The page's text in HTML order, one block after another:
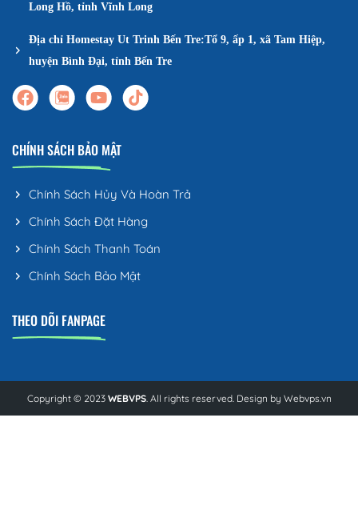
Long Hồ, tỉnh Vĩnh Long
Địa chỉ Homestay Ut Trinh Bến Tre:Tổ 9, ấp 1, xã Tam Hiệp,
huyện Bình Đại, tỉnh Bến Tre
CHÍNH SÁCH BẢO MẬT
Chính Sách Hủy Và Hoàn Trả
Chính Sách Đặt Hàng
Chính Sách Thanh Toán
Chính Sách Bảo Mật
THEO DÕI FANPAGE
Copyright © 2023 WEBVPS. All rights reserved. Design by Webvps.vn